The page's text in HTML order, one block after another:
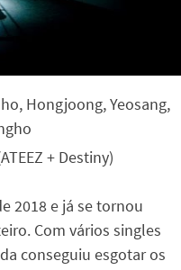
Hongjoong, Yeosang,
+ Destiny)
2018 e já se tornou
Com vários singles
conseguiu esgotar os